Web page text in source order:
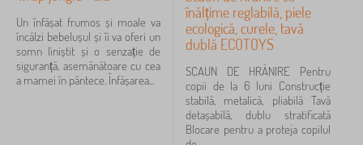
Un înfășat frumos și moale va
încălzi bebelușul și îi va oferi un
somn liniștit și o senzație de
siguranță, asemănătoare cu cea
a mamei în pântece. Înfășarea...
înălțime reglabilă, piele
ecologică, curele, tavă
dublă ECOTOYS
SCAUN DE HRĂNIRE Pentru
copii de la 6 luni Construcție
stabilă, metalică, pliabilă Tavă
detașabilă, dublu stratificată
Blocare pentru a proteja copilul